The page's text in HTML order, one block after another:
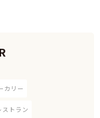
カリー
ストラン